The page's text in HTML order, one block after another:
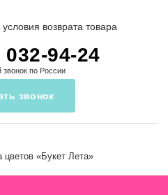
возврата товара
032-94-24
звонок по России
звонок
цветов«Букет Лета»